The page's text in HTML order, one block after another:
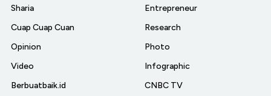
Sharia
Cuap Cuap Cuan
Opinion
Video
Berbuatbaik.id
Entrepreneur
Research
Photo
Infographic
CNBC TV